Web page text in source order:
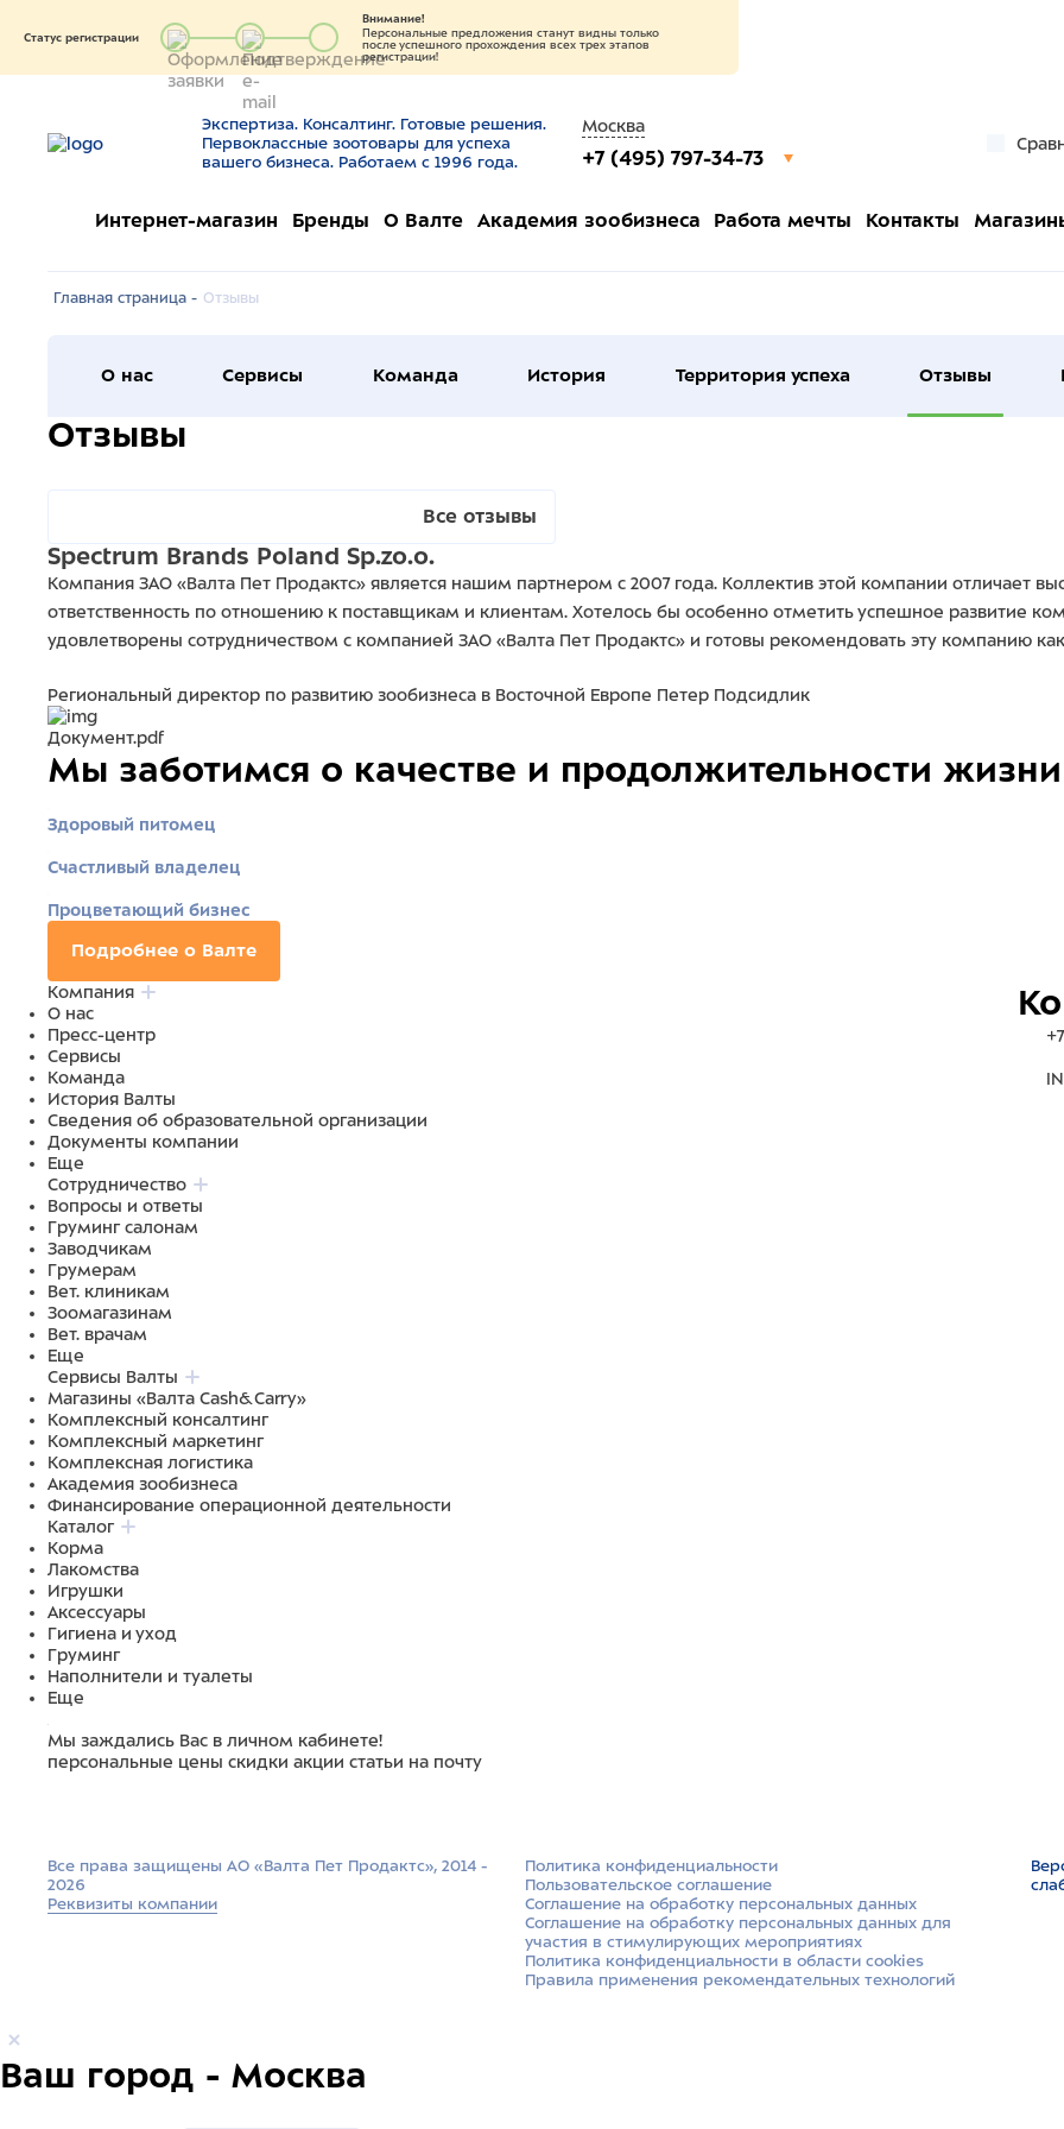
Статус регистрации
Внимание!
Персональные предложения станут видны только
после успешного прохождения всех трех этапов
регистрации!
Экспертиза. Консалтинг. Готовые решения.
Первоклассные зоотовары для успеха
вашего бизнеса. Работаем с 1996 года.
Москва
+7 (495) 797-34-73
Интернет-магазин Бренды О Валте Академия зообизнеса Работа мечты Контакты
Главная страница - Отзывы
О нас Сервисы Команда История Территория успеха Отзывы
Отзывы
Все отзывы
Spectrum Brands Poland Sp.zo.o.
Компания ЗАО «Валта Пет Продактс» является нашим партнером с 2007 года. Коллектив этой компании отличает
ответственность по отношению к поставщикам и клиентам. Хотелось бы особенно отметить успешное развитие
удовлетворены сотрудничеством с компанией ЗАО «Валта Пет Продактс» и готовы рекомендовать эту компанию
Региональный директор по развитию зообизнеса в Восточной Европе Петер Подсидлик
Документ.pdf
Мы заботимся о качестве и продолжительности жизни
Здоровый питомец
Счастливый владелец
Процветающий бизнес
Подробнее о Валте
Компания
О нас
Пресс-центр
Сервисы
Команда
История Валты
Сведения об образовательной организации
Документы компании
Еще
Сотрудничество
Вопросы и ответы
Груминг салонам
Заводчикам
Грумерам
Вет. клиникам
Зоомагазинам
Вет. врачам
Еще
Сервисы Валты
Магазины «Валта Cash&Carry»
Комплексный консалтинг
Комплексный маркетинг
Комплексная логистика
Академия зообизнеса
Финансирование операционной деятельности
Каталог
Корма
Лакомства
Игрушки
Аксессуары
Гигиена и уход
Груминг
Наполнители и туалеты
Еще
Мы заждались Вас в личном кабинете!
персональные цены скидки акции статьи на почту
Все права защищены АО «Валта Пет Продактс», 2014 -
2026
Реквизиты компании
Политика конфиденциальности
Пользовательское соглашение
Соглашение на обработку персональных данных
Соглашение на обработку персональных данных для
участия в стимулирующих мероприятиях
Политика конфиденциальности в области cookies
Правила применения рекомендательных технологий
Ваш город - Москва